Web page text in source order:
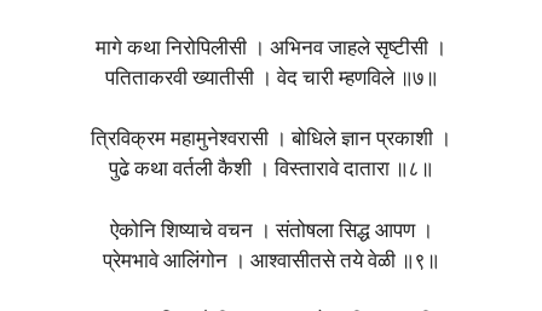
मागे कथा निरोपिलीसी । अभिनव जाहले सृष्टीसी ।
पतिताकरवी ख्यातीसी । वेद चारी म्हणविले ॥७॥
त्रिविक्रम महामुनेश्वरासी । बोधिले ज्ञान प्रकाशी ।
पुढे कथा वर्तली कैशी । विस्तारावे दातारा ॥८॥
ऐकोनि शिष्याचे वचन । संतोषला सिद्ध आपण ।
प्रेमभावे आलिंगोन । आश्वासीतसे तये वेळी ॥९॥